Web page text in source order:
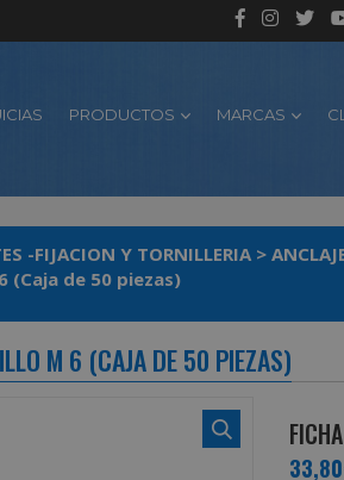
PRODUCTOS MARCAS
-FIJACION Y TORNILLERIA >
Metal Tornillo M 6 (Caja de 50 piezas)
M 6 (CAJA DE 50 PIEZAS)